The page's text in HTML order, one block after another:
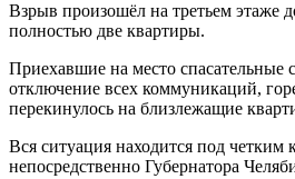
Взрыв произошёл на третьем этаже
полностью две квартиры.
Приехавшие на место спасательные
отключение всех коммуникаций,
перекинулось на близлежащие
Вся ситуация находится под четким
непосредственно Губернатора